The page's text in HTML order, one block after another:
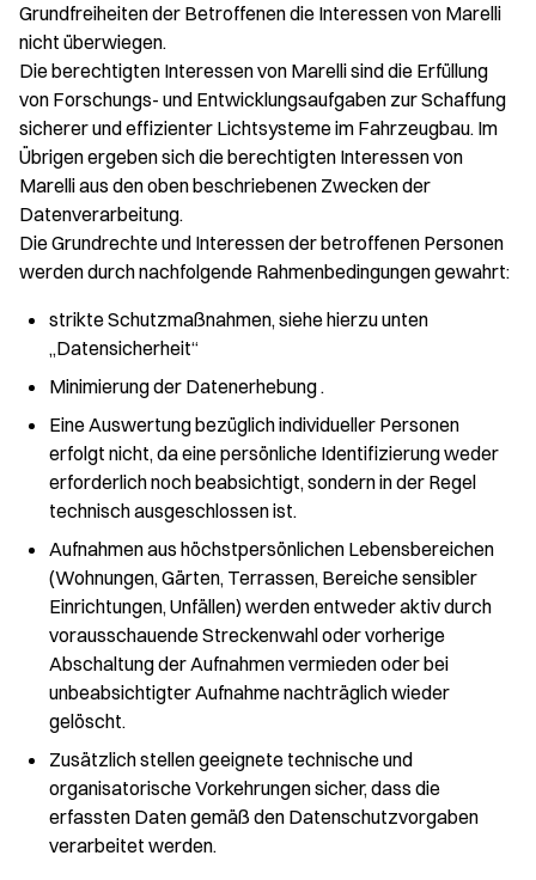
Grundfreiheiten der Betroffenen die Interessen von Marelli
nicht überwiegen.
Die berechtigten Interessen von Marelli sind die Erfüllung
von Forschungs- und Entwicklungsaufgaben zur Schaffung
sicherer und effizienter Lichtsysteme im Fahrzeugbau. Im
Übrigen ergeben sich die berechtigten Interessen von
Marelli aus den oben beschriebenen Zwecken der
Datenverarbeitung.
Die Grundrechte und Interessen der betroffenen Personen
werden durch nachfolgende Rahmenbedingungen gewahrt:
strikte Schutzmaßnahmen, siehe hierzu unten
„Datensicherheit“
Minimierung der Datenerhebung .
Eine Auswertung bezüglich individueller Personen
erfolgt nicht, da eine persönliche Identifizierung weder
erforderlich noch beabsichtigt, sondern in der Regel
technisch ausgeschlossen ist.
Aufnahmen aus höchstpersönlichen Lebensbereichen
(Wohnungen, Gärten, Terrassen, Bereiche sensibler
Einrichtungen, Unfällen) werden entweder aktiv durch
vorausschauende Streckenwahl oder vorherige
Abschaltung der Aufnahmen vermieden oder bei
unbeabsichtigter Aufnahme nachträglich wieder
gelöscht.
Zusätzlich stellen geeignete technische und
organisatorische Vorkehrungen sicher, dass die
erfassten Daten gemäß den Datenschutzvorgaben
verarbeitet werden.